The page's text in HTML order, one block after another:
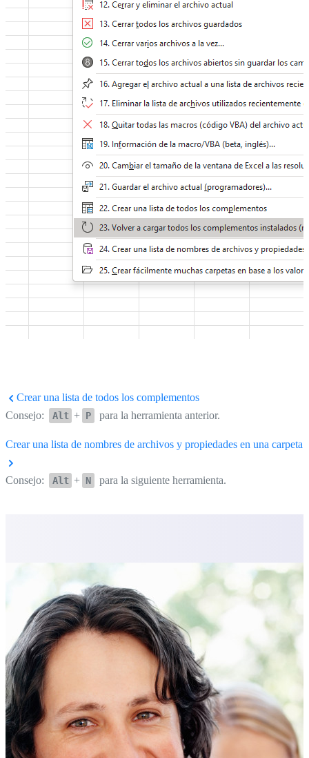
Crear una lista de todos los complementos
Consejo:
Alt + P para la herramienta anterior.
Crear una lista de nombres de archivos y propiedades en una
Consejo: Alt + N para la siguiente herramienta.